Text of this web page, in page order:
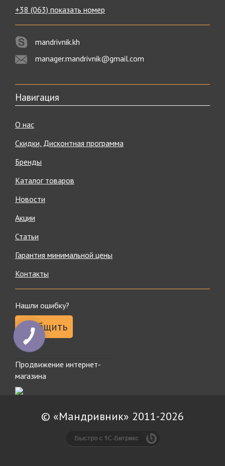
+38 (063) показать номер
mandrivnik.kh
manager.mandrivnik@gmail.com
Навигация
О нас
Скидки, Дисконтная программа
Бренды
Каталог товаров
Новости
Акции
Статьи
Гарантия минимальной цены
Контакты
Нашли ошибку?
Сообщить
Продвижение интернет-
магазина
© «Мандривник» 2011-2026